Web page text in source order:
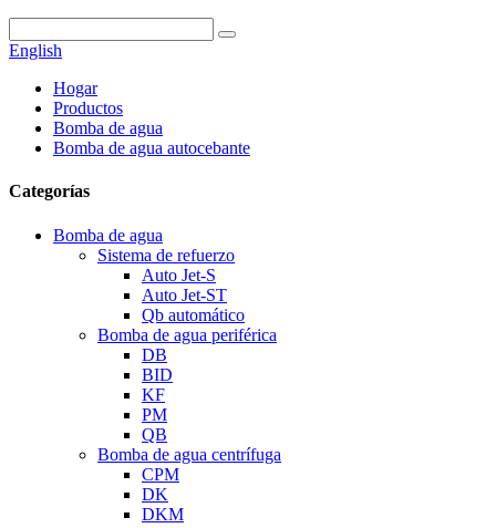
English
Hogar
Productos
Bomba de agua
Bomba de agua autocebante
Categorías
Bomba de agua
Sistema de refuerzo
Auto Jet-S
Auto Jet-ST
Qb automático
Bomba de agua periférica
DB
BID
KF
PM
QB
Bomba de agua centrífuga
CPM
DK
DKM